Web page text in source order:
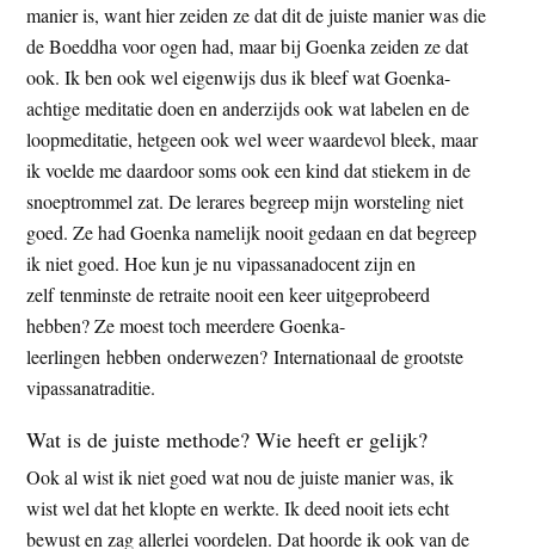
manier is, want hier zeiden ze dat dit de juiste manier was die
de Boeddha voor ogen had, maar bij Goenka zeiden ze dat
ook. Ik ben ook wel eigenwijs dus ik bleef wat Goenka-
achtige meditatie doen en anderzijds ook wat labelen en de
loopmeditatie, hetgeen ook wel weer waardevol bleek, maar
ik voelde me daardoor soms ook een kind dat stiekem in de
snoeptrommel zat. De lerares begreep mijn worsteling niet
goed. Ze had Goenka namelijk nooit gedaan en dat begreep
ik niet goed. Hoe kun je nu vipassanadocent zijn en
zelf tenminste de retraite nooit een keer uitgeprobeerd
hebben? Ze moest toch meerdere Goenka-
leerlingen hebben onderwezen? Internationaal de grootste
vipassanatraditie.
Wat is de juiste methode? Wie heeft er gelijk?
Ook al wist ik niet goed wat nou de juiste manier was, ik
wist wel dat het klopte en werkte. Ik deed nooit iets echt
bewust en zag allerlei voordelen. Dat hoorde ik ook van de